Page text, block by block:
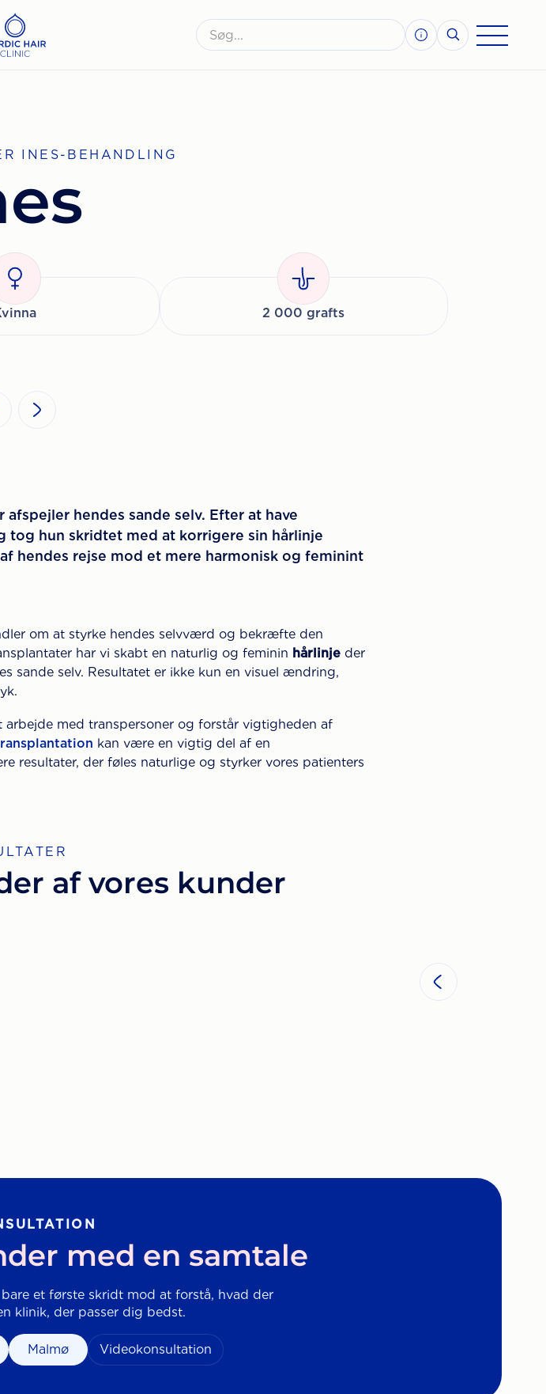
INES-BEHANDLING
2 000 grafts
hendes sande selv. Efter at have
hun skridtet med at korrigere sin hårlinje
hendes rejse mod et mere harmonisk og feminint
om at styrke hendes selvværd og bekræfte den
har vi skabt en naturlig og feminin hårlinje der
sande selv. Resultatet er ikke kun en visuel ændring,
med transpersoner og forstår vigtigheden af
kan være en vigtig del af en
resultater, der føles naturlige og styrker vores patienters
af vores kunder
med en samtale
et første skridt mod at forstå, hvad der
klinik, der passer dig bedst.
Malmø Videokonsultation